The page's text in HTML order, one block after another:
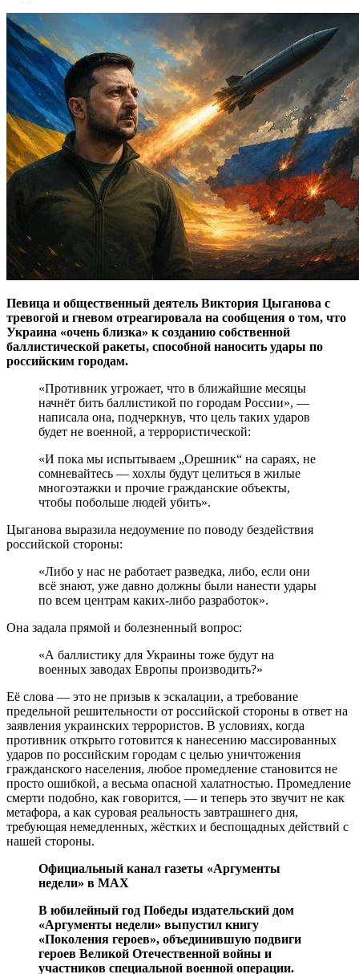
Певица и общественный деятель Виктория Цыганова с
тревогой и гневом отреагировала на сообщения о том, что
Украина «очень близка» к созданию собственной
баллистической ракеты, способной наносить удары по
российским городам.
«Противник угрожает, что в ближайшие месяцы
начнёт бить баллистикой по городам России», —
написала она, подчеркнув, что цель таких ударов
будет не военной, а террористической:
«И пока мы испытываем „Орешник“ на сараях, не
сомневайтесь — хохлы будут целиться в жилые
многоэтажки и прочие гражданские объекты,
чтобы побольше людей убить».
Цыганова выразила недоумение по поводу бездействия
российской стороны:
«Либо у нас не работает разведка, либо, если они
всё знают, уже давно должны были нанести удары
по всем центрам каких-либо разработок».
Она задала прямой и болезненный вопрос:
«А баллистику для Украины тоже будут на
военных заводах Европы производить?»
Её слова — это не призыв к эскалации, а требование
предельной решительности от российской стороны в ответ на
заявления украинских террористов. В условиях, когда
противник открыто готовится к нанесению массированных
ударов по российским городам с целью уничтожения
гражданского населения, любое промедление становится не
просто ошибкой, а весьма опасной халатностью. Промедление
смерти подобно, как говорится, — и теперь это звучит не как
метафора, а как суровая реальность завтрашнего дня,
требующая немедленных, жёстких и беспощадных действий с
нашей стороны.
Официальный канал газеты «Аргументы
недели» в МАХ
В юбилейный год Победы издательский дом
«Аргументы недели» выпустил книгу
«Поколения героев», объединившую подвиги
героев Великой Отечественной войны и
участников специальной военной операции.